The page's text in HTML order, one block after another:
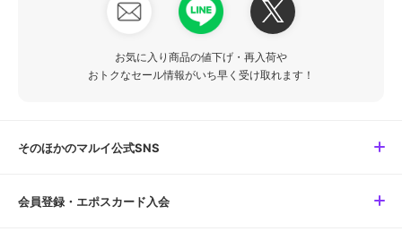
お気に入り商品の値下げ・再入荷や
おトクなセール情報がいち早く受け取れます！
そのほかのマルイ公式SNS
会員登録・エポスカード入会